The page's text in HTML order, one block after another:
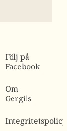
Följ på
Facebook
Om
Gergils
Integritetspolicy